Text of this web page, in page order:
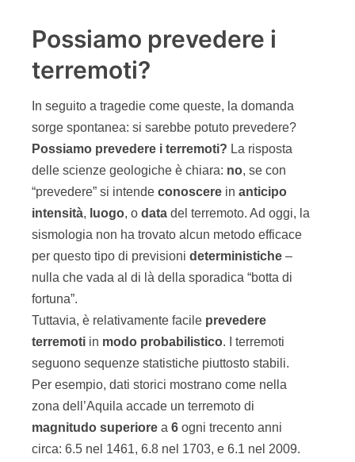
Possiamo prevedere i
terremoti?
In seguito a tragedie come queste, la domanda
sorge spontanea: si sarebbe potuto prevedere?
Possiamo prevedere i terremoti? La risposta
delle scienze geologiche è chiara: no, se con
“prevedere” si intende conoscere in anticipo
intensità, luogo, o data del terremoto. Ad oggi, la
sismologia non ha trovato alcun metodo efficace
per questo tipo di previsioni deterministiche –
nulla che vada al di là della sporadica “botta di
fortuna”.
Tuttavia, è relativamente facile prevedere
terremoti in modo probabilistico. I terremoti
seguono sequenze statistiche piuttosto stabili.
Per esempio, dati storici mostrano come nella
zona dell’Aquila accade un terremoto di
magnitudo superiore a 6 ogni trecento anni
circa: 6.5 nel 1461, 6.8 nel 1703, e 6.1 nel 2009.